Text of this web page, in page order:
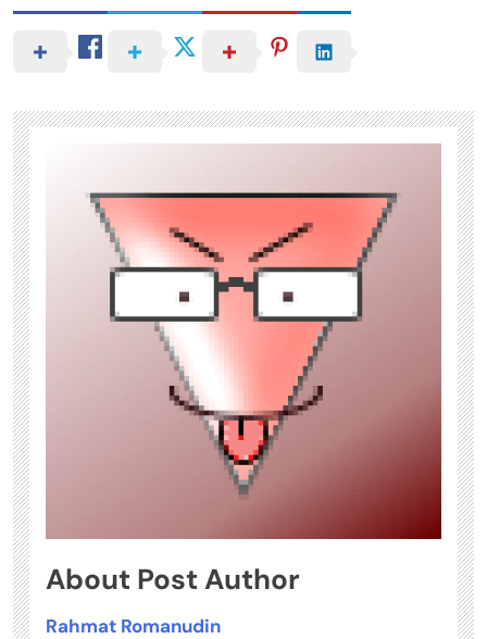
About Post Author
Rahmat Romanudin